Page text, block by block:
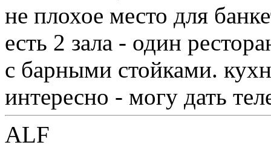
не плохое место для
есть 2 зала - один
с барными стойками.
интересно - могу дать
ALF